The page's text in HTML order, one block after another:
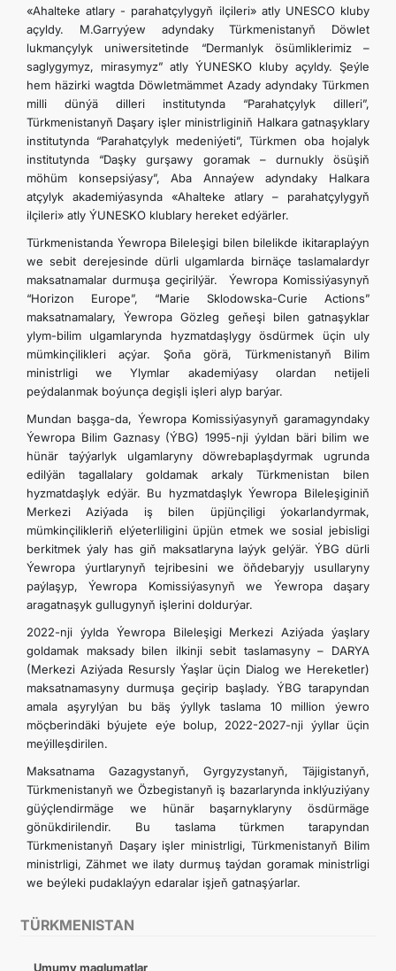
TÜRKMENISTAN
Umumy maglumatlar
«Ahalteke atlary - parahatçylygyň ilçileri» atly UNESCO kluby
açyldy. M.Garryýew adyndaky Türkmenistanyň Döwlet
lukmançylyk uniwersitetinde “Dermanlyk ösümliklerimiz –
saglygymyz, mirasymyz” atly ÝUNESKO kluby açyldy. Şeýle
hem häzirki wagtda Döwletmämmet Azady adyndaky Türkmen
milli dünýä dilleri institutynda “Parahatçylyk dilleri”,
Türkmenistanyň Daşary işler ministrliginiň Halkara gatnaşyklary
institutynda “Parahatçylyk medeniýeti”, Türkmen oba hojalyk
institutynda “Daşky gurşawy goramak – durnukly ösüşiň
möhüm konsepsiýasy”, Aba Annaýew adyndaky Halkara
atçylyk akademiýasynda «Ahalteke atlary – parahatçylygyň
ilçileri» atly ÝUNESKO klublary hereket edýärler.
Türkmenistanda Ýewropa Bileleşigi bilen bilelikde ikitaraplaýyn
we sebit derejesinde dürli ulgamlarda birnäçe taslamalardyr
maksatnamalar durmuşa geçirilýär. Ýewropa Komissiýasynyň
“Horizon Europe”, “Marie Sklodowska-Curie Actions”
maksatnamalary, Ýewropa Gözleg geňeşi bilen gatnaşyklar
ylym-bilim ulgamlarynda hyzmatdaşlygy ösdürmek üçin uly
mümkinçilikleri açýar. Şoňa görä, Türkmenistanyň Bilim
ministrligi we Ylymlar akademiýasy olardan netijeli
peýdalanmak boýunça degişli işleri alyp barýar.
Mundan başga-da, Ýewropa Komissiýasynyň garamagyndaky
Ýewropa Bilim Gaznasy (ÝBG) 1995-nji ýyldan bäri bilim we
hünär taýýarlyk ulgamlaryny döwrebaplaşdyrmak ugrunda
edilýän tagallalary goldamak arkaly Türkmenistan bilen
hyzmatdaşlyk edýär. Bu hyzmatdaşlyk Ýewropa Bileleşiginiň
Merkezi Aziýada iş bilen üpjünçiligi ýokarlandyrmak,
mümkinçilikleriň elýeterliligini üpjün etmek we sosial jebisligi
berkitmek ýaly has giň maksatlaryna laýyk gelýär. ÝBG dürli
Ýewropa ýurtlarynyň tejribesini we öňdebaryjy usullaryny
paýlaşyp, Ýewropa Komissiýasynyň we Ýewropa daşary
aragatnaşyk gullugynyň işlerini doldurýar.
2022-nji ýylda Ýewropa Bileleşigi Merkezi Aziýada ýaşlary
goldamak maksady bilen ilkinji sebit taslamasyny – DARYA
(Merkezi Aziýada Resursly Ýaşlar üçin Dialog we Hereketler)
maksatnamasyny durmuşa geçirip başlady. ÝBG tarapyndan
amala aşyrylýan bu bäş ýyllyk taslama 10 million ýewro
möçberindäki býujete eýe bolup, 2022-2027-nji ýyllar üçin
meýilleşdirilen.
Maksatnama Gazagystanyň, Gyrgyzystanyň, Täjigistanyň,
Türkmenistanyň we Özbegistanyň iş bazarlarynda inklýuziýany
güýçlendirmäge we hünär başarnyklaryny ösdürmäge
gönükdirilendir. Bu taslama türkmen tarapyndan
Türkmenistanyň Daşary işler ministrligi, Türkmenistanyň Bilim
ministrligi, Zähmet we ilaty durmuş taýdan goramak ministrligi
we beýleki pudaklaýyn edaralar işjeň gatnaşýarlar.